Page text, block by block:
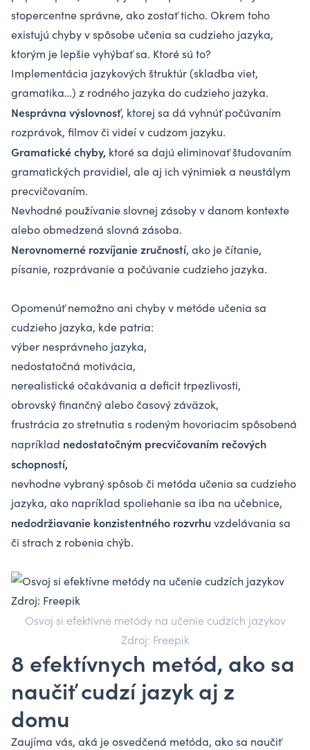
stopercentne správne, ako zostať ticho. Okrem toho
existujú chyby v spôsobe učenia sa cudzieho jazyka,
ktorým je lepšie vyhýbať sa. Ktoré sú to?
Implementácia jazykových štruktúr (skladba viet,
gramatika…) z rodného jazyka do cudzieho jazyka.
Nesprávna výslovnosť, ktorej sa dá vyhnúť počúvaním
rozprávok, filmov či videí v cudzom jazyku.
Gramatické chyby, ktoré sa dajú eliminovať študovaním
gramatických pravidiel, ale aj ich výnimiek a neustálym
precvičovaním.
Nevhodné používanie slovnej zásoby v danom kontexte
alebo obmedzená slovná zásoba.
Nerovnomerné rozvíjanie zručností, ako je čítanie,
písanie, rozprávanie a počúvanie cudzieho jazyka.
Opomenúť nemožno ani chyby v metóde učenia sa
cudzieho jazyka, kde patria:
výber nesprávneho jazyka,
nedostatočná motivácia,
nerealistické očakávania a deficit trpezlivosti,
obrovský finančný alebo časový záväzok,
frustrácia zo stretnutia s rodeným hovoriacim spôsobená
napríklad nedostatočným precvičovaním rečových
schopností,
nevhodne vybraný spôsob či metóda učenia sa cudzieho
jazyka, ako napríklad spoliehanie sa iba na učebnice,
nedodržiavanie konzistentného rozvrhuvzdelávania sa
či strach z robenia chýb.
Osvoj si efektívne metódy na učenie cudzích jazykov
Zdroj: Freepik
8 efektívnych metód, ako sa
naučiť cudzí jazyk aj z
domu
Zaujíma vás, aká je osvedčená metóda, ako sa naučiť